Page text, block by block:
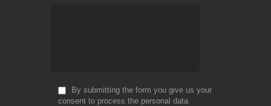
By submitting the form you give us your
consent to process the personal data